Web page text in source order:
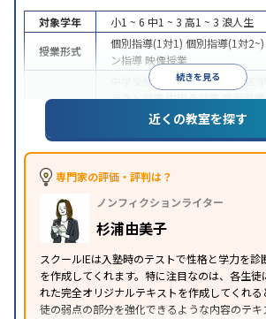
続きを見る
対象学年 小1 ~ 6 中1 ~ 3 高1 ~ 3 浪人生
授業形式
個別指導(1対1) 個別指導(1対2~)
ン指導 映像授業
中学受験 高校受験大学受験 医
テスト対策内申点対策学習習
(旧AO)対策 推薦入試対策学校別
中高一貫校生に対応
可能季節講習のみの受講可
※2023年3月調査。小学校高学年の個別指導塾アン
近くの教室を探す
専門家の評価・評判は？
ノンフィクションライター
杉浦由美子
スクールIEは入塾時のテストで性格と学力を診
を作成してくれます。特に注目なのは、各生徒
れた完全オリジナルテキストを作成してくれ
徒の弱点の部分を強化できるような内容のテキ